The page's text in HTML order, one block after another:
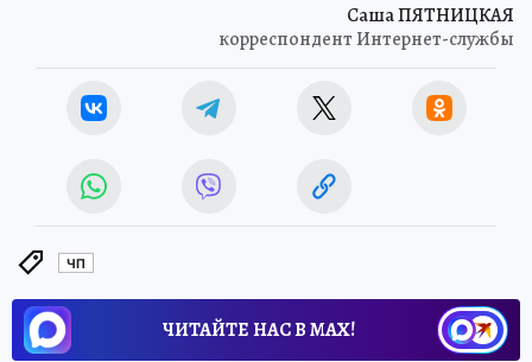
Саша ПЯТНИЦКАЯ
Источник: kp.ru
ЧП